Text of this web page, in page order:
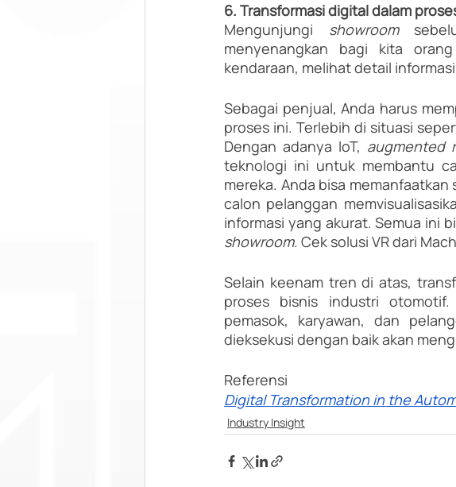
6. Transformasi digital dalam
Mengunjungi showroom
menyenangkan bagi kita
kendaraan, melihat detail
Sebagai penjual, Anda harus
proses ini. Terlebih di situasi
Dengan adanya IoT, augmented
teknologi ini untuk membantu
mereka. Anda bisa memanfaatkan
calon pelanggan
showroom. Cek solusi VR dari
Selain keenam tren di atas,
proses bisnis industri
pemasok, karyawan, dan
dieksekusi dengan baik akan
Referensi
Digital Transformation in the
Industry Insight